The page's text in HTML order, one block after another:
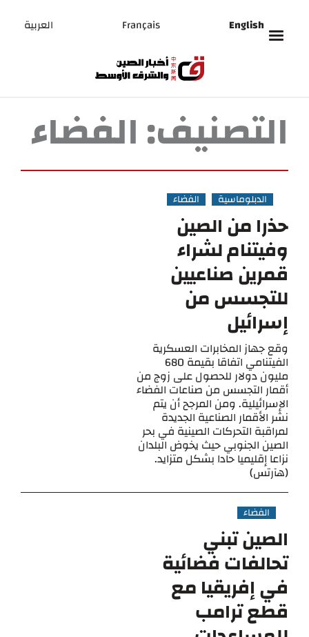
English
Français العربية
التصنيف:الفضاء
الدبلوماسية الفضاء
حذرا من الصين
وفيتنام لشراء
قمرين صناعيين
للتجسس من
إسرائيل
وقع جهاز المخابرات العسكرية
الفيتنامي اتفاقا بقيمة 680
مليون دولار للحصول على زوج من
أقمار التجسس من صناعات الفضاء
الإسرائيلية. ومن المرجح أن يتم
نشر الأقمار الصناعية الجديدة
لمراقبة التحركات الصينية في بحر
الصين الجنوبي حيث يخوض البلدان
نزاعا إقليميا حادا بشكل متزايد.
(هآرتس)
الفضاء
الصين تبني
تحالفات فضائية
في إفريقيا مع
قطع ترامب